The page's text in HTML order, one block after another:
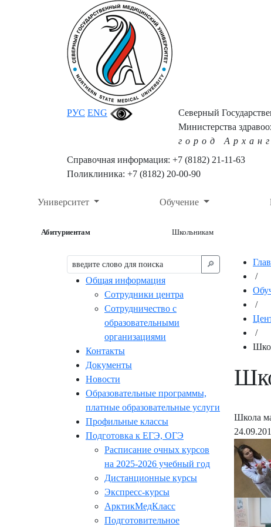
РУС ENG
Северный
Министерства
город
Справочная информация: +7 (8182) 21-11-63
Поликлиника: +7 (8182) 20-00-90
Университет Обучение
Абитуриентам Школьникам
🔎︎
Общая информация
Сотрудники центра
Сотрудничество с
образовательными
организациями
Контакты
Документы
Новости
Образовательные программы,
платные образовательные услуги
Профильные классы
Подготовка к ЕГЭ, ОГЭ
Расписание очных курсов
на 2025-2026 учебный год
Дистанционные курсы
Экспресс-курсы
АрктикМедКласс
Подготовительное
/
/
/
Школа